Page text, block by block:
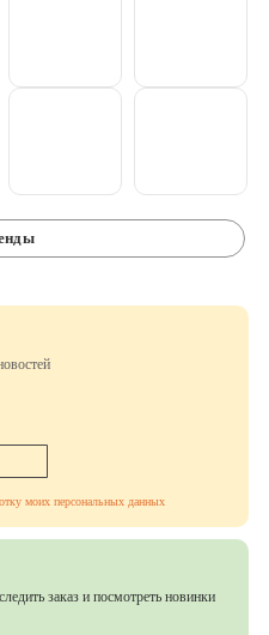
моих персональных данных
заказ и посмотреть новинки